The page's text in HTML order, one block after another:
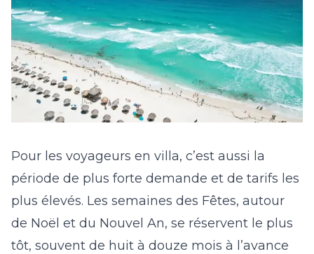
Pour les voyageurs en villa, c’est aussi la
période de plus forte demande et de tarifs les
plus élevés. Les semaines des Fêtes, autour
de Noël et du Nouvel An, se réservent le plus
tôt, souvent de huit à douze mois à l’avance